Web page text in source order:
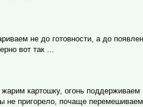
не до готовности, а до
вот так ...
жарим картошку, огонь
не пригорело, почаще